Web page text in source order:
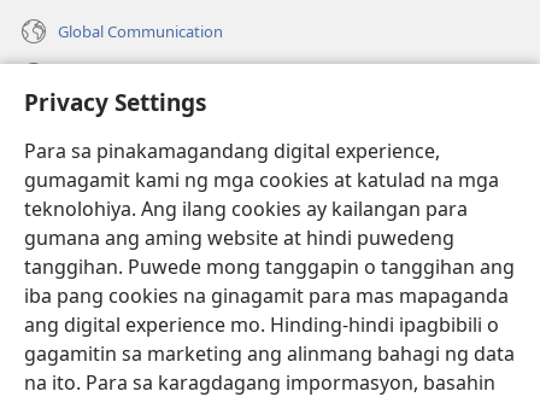
Privacy Settings
Para sa pinakamagandang digital experience,
gumagamit kami ng mga cookies at katulad na mga
teknolohiya. Ang ilang cookies ay kailangan para
gumana ang aming website at hindi puwedeng
tanggihan. Puwede mong tanggapin o tanggihan ang
iba pang cookies na ginagamit para mas mapaganda
ang digital experience mo. Hinding-hindi ipagbibili o
gagamitin sa marketing ang alinmang bahagi ng data
na ito. Para sa karagdagang impormasyon, basahin
Global Communication
(may
na
bagong
window)
Watchtower ONLINE LIBRARY™
(may
bubukas
na
bagong
window)
JW Hub ®
(may
bubukas
bagong
window)
JW Library ®
Watchtower Library®